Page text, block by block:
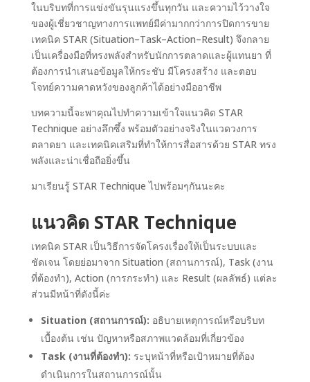
ในบริบทที่การแข่งขันรุนแรงขึ้นทุกวัน และความไว้วางใจ
ของผู้เชี่ยวชาญทางการแพทย์มีค่ามากกว่าการปิดการขาย
เทคนิค STAR (Situation–Task–Action–Result) จึงกลาย
เป็นเครื่องมือที่ทรงพลังสำหรับนักการตลาดและผู้แทนยา ที่
ต้องการนำเสนอข้อมูลให้กระชับ มีโครงสร้าง และตอบ
โจทย์ความคาดหวังของลูกค้าได้อย่างมืออาชีพ
บทความนี้จะพาคุณไปทำความเข้าใจแนวคิด STAR
Technique อย่างลึกซึ้ง พร้อมตัวอย่างจริงในแวดวงการ
ตลาดยา และเทคนิคเสริมที่ทำให้การสื่อสารด้วย STAR ทรง
พลังและน่าเชื่อถือยิ่งขึ้น
มาเรียนรู้ STAR Technique ไปพร้อมๆกันนะคะ
แนวคิด STAR Technique
เทคนิค STAR เป็นวิธีการจัดโครงเรื่องให้เป็นระบบและ
ชัดเจน โดยย่อมาจาก Situation (สถานการณ์), Task (งาน
ที่ต้องทำ), Action (การกระทำ) และ Result (ผลลัพธ์) แต่ละ
ส่วนมีหน้าที่ดังนี้ค่ะ
Situation (สถานการณ์): อธิบายเหตุการณ์หรือบริบท
เบื้องต้น เช่น ปัญหาหรือสภาพแวดล้อมที่เกี่ยวข้อง
Task (งานที่ต้องทำ): ระบุหน้าที่หรือเป้าหมายที่ต้อง
ดำเนินการในสถานการณ์นั้น